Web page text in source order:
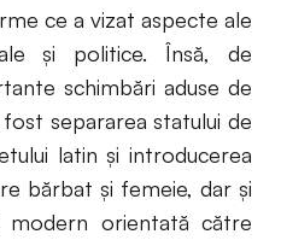
ce a vizat aspecte ale
și politice. Însă, de
schimbări aduse de
separarea statului de
latin și introducerea
bărbat și femeie, dar și
orientată către